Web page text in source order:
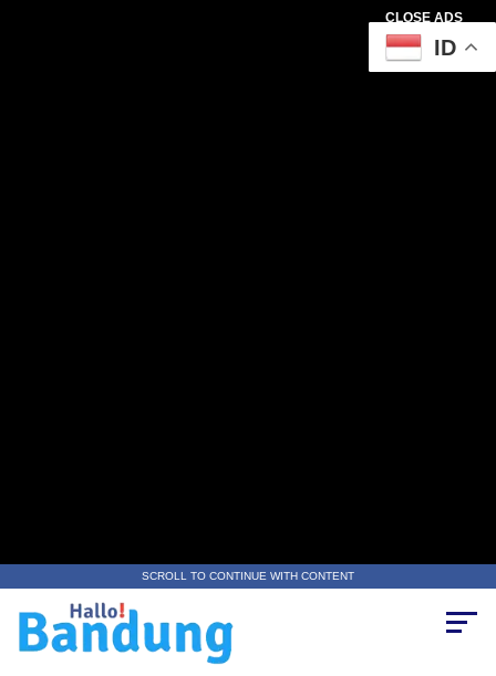
CLOSE ADS
SCROLL TO CONTINUE WITH CONTENT
ID